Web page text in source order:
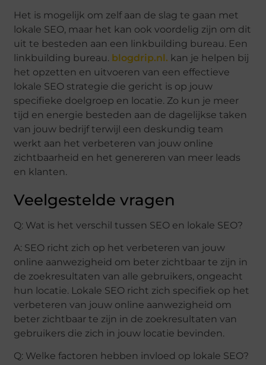
Het is mogelijk om zelf aan de slag te gaan met
lokale SEO, maar het kan ook voordelig zijn om dit
uit te besteden aan een linkbuilding bureau. Een
linkbuilding bureau. blogdrip.nl. kan je helpen bij
het opzetten en uitvoeren van een effectieve
lokale SEO strategie die gericht is op jouw
specifieke doelgroep en locatie. Zo kun je meer
tijd en energie besteden aan de dagelijkse taken
van jouw bedrijf terwijl een deskundig team
werkt aan het verbeteren van jouw online
zichtbaarheid en het genereren van meer leads
en klanten.
Veelgestelde vragen
Q: Wat is het verschil tussen SEO en lokale SEO?
A: SEO richt zich op het verbeteren van jouw
online aanwezigheid om beter zichtbaar te zijn in
de zoekresultaten van alle gebruikers, ongeacht
hun locatie. Lokale SEO richt zich specifiek op het
verbeteren van jouw online aanwezigheid om
beter zichtbaar te zijn in de zoekresultaten van
gebruikers die zich in jouw locatie bevinden.
Q: Welke factoren hebben invloed op lokale SEO?